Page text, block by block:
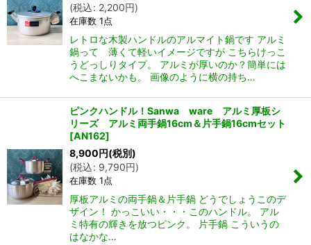
(税込: 2,200円)
在庫数 1点
レトロな木製ハンドルのアルマイト鍋です アルミ
鍋って 薄くて軽いイメージですが こちらけっこ
うどっしりタイプ。 アルミが厚いのか？簡単には
へこまないかも。 画像のように横の持ち…
ピンクハンドル！Sanwa ware アルミ厚板シ
リーズ アルミ両手鍋16cm＆片手鍋16cmセット
[AN162]
8,900円(税別)
(税込: 9,790円)
在庫数 1点
厚板アルミの両手鍋＆片手鍋 どうでしょうこのデ
ザイン！ かっこいい・・・このハンドル。 アル
ミ特有の輝きを放つピンク。 片手鍋 こういうの
はなかな…